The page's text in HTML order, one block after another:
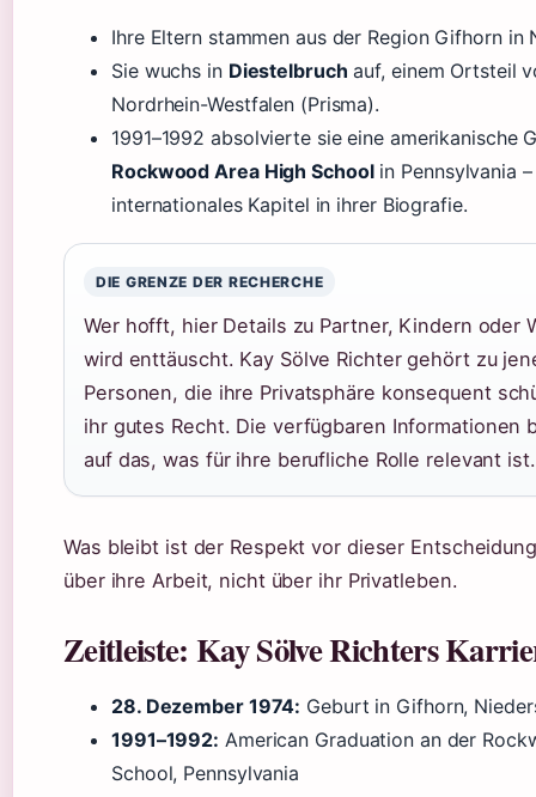
Ihre Eltern stammen aus der Region Gifhorn in
Sie wuchs in Diestelbruch auf, einem Ortsteil
Nordrhein-Westfalen (Prisma).
1991–1992 absolvierte sie eine amerikanische
Rockwood Area High Schoolin Pennsylvania
internationales Kapitel in ihrer Biografie.
DIE GRENZE DER RECHERCHE
Wer hofft, hier Details zu Partner, Kindern oder
wird enttäuscht. Kay Sölve Richter gehört zu
Personen, die ihre Privatsphäre konsequent
ihr gutes Recht. Die verfügbaren Informationen
auf das, was für ihre berufliche Rolle relevant ist.
Was bleibt ist der Respekt vor dieser
über ihre Arbeit, nicht über ihr Privatleben.
Zeitleiste: Kay Sölve Richters
28. Dezember 1974: Geburt in Gifhorn,
1991–1992: American Graduation an der
School, Pennsylvania